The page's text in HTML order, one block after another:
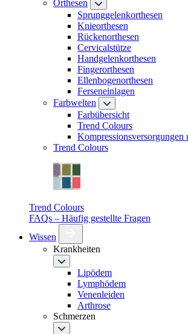
Orthesen
Sprunggelenkorthesen
Knieorthesen
Rückenorthesen
Cervicalstütze
Handgelenkorthesen
Fingerorthesen
Ellenbogenorthesen
Ferseneinlagen
Farbwelten
Farbübersicht
Trend Colours
Kompressionsversorgungen
Trend Colours
Trend Colours
FAQs – Häufig gestellte Fragen
Wissen
Krankheiten
Lipödem
Lymphödem
Venenleiden
Arthrose
Schmerzen